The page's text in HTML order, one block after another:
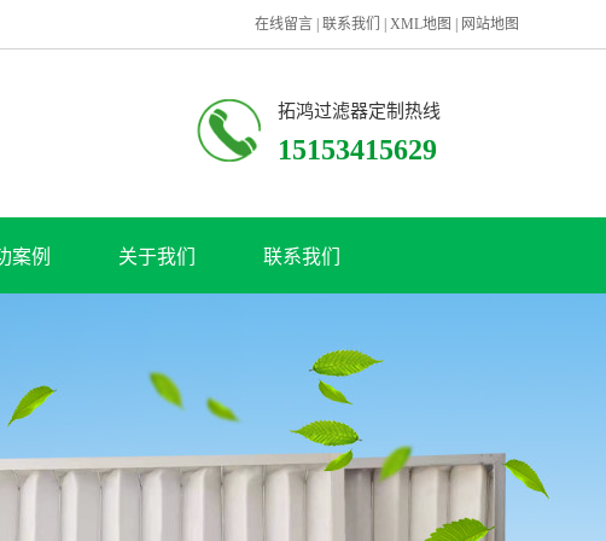
在线留言 联系我们 XML地图 网站地图
拓鸿过滤器定制热线
15153415629
案例 关于我们 联系我们